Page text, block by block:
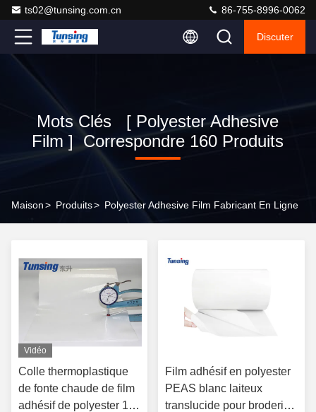
ts02@tunsing.com.cn 86-755-8996-0062
Discuter
Mots Clés [ Polyester Adhesive
Film ] Correspondre 160 Produits
Maison> Produits> Polyester Adhesive Film Fabricant En Ligne
Vidéo
Colle thermoplastique
de fonte chaude de film
adhésif de polyester 100
Film adhésif en polyester
PEAS blanc laiteux
translucide pour broderie